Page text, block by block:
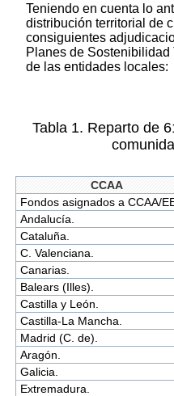
Teniendo en cuenta lo
distribución territorial de
consiguientes
Planes de
de las entidades locales:
Tabla 1. Reparto de
CCAA
Fondos asignados a CCAA/
Andalucía.
Cataluña.
C. Valenciana.
Canarias.
Balears (Illes).
Castilla y León.
Castilla-La Mancha.
Madrid (C. de).
Aragón.
Galicia.
Extremadura.